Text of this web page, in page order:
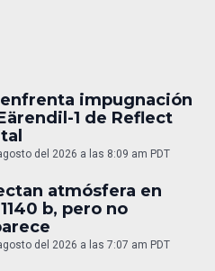
enfrenta impugnación
1 de Reflect
del 2026 a las 8:09 am PDT
atmósfera en
b, pero no
del 2026 a las 7:07 am PDT